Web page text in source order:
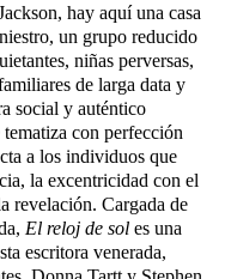
hay aquí una casa
un grupo reducido
niñas perversas,
de larga data y
social y auténtico
con perfección
a los individuos que
la excentricidad con el
revelación. Cargada de
El reloj de sol es una
escritora venerada,